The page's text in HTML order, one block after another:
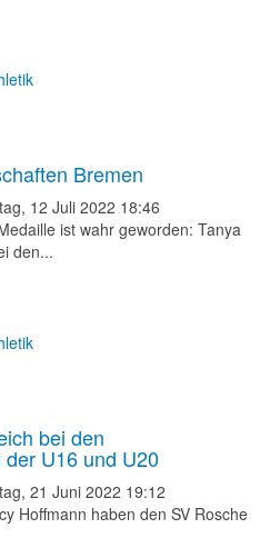
Bremen
12 Juli 2022 18:46
ist wahr geworden: Tanya
den...
bei den
U16 und U20
21 Juni 2022 19:12
Hoffmann haben den SV Rosche